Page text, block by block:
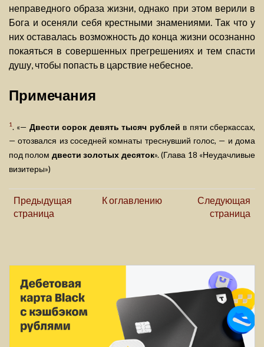
неправедного образа жизни, однако при этом верили в
Бога и осеняли себя крестными знамениями. Так что у
них оставалась возможность до конца жизни осознанно
покаяться в совершенных прегрешениях и тем спасти
душу, чтобы попасть в царствие небесное.
Примечания
1 . «— Двести сорок девять тысяч рублей в пяти сберкассах,
— отозвался из соседней комнаты треснувший голос, — и дома
под полом двести золотых десяток». (Глава 18 «Неудачливые
визитеры»)
Предыдущая
страница
К оглавлению
Следующая
страница